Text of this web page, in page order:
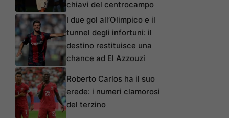
chiavi del centrocampo
I due gol all’Olimpico e il
tunnel degli infortuni: il
destino restituisce una
chance ad El Azzouzi
Roberto Carlos ha il suo
erede: i numeri clamorosi
del terzino